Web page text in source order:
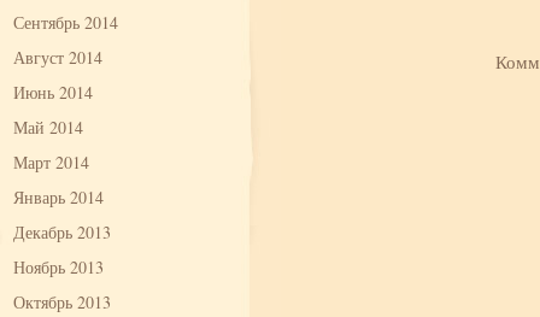
Сентябрь 2014
Август 2014
Июнь 2014
Май 2014
Март 2014
Январь 2014
Декабрь 2013
Ноябрь 2013
Октябрь 2013